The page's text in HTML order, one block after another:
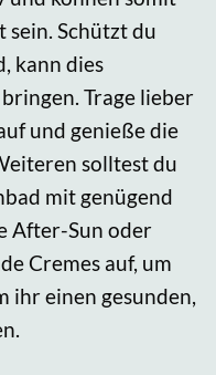
sein. Schützt du
kann dies
Trage lieber
und genieße die
solltest du
mit genügend
After-Sun oder
Cremes auf, um
ihr einen gesunden,